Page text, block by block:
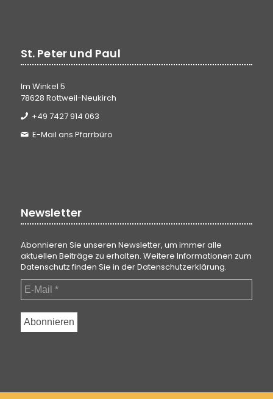
St. Peter und Paul
Im Winkel 5
78628 Rottweil-Neukirch
+49 7427 914 063
E-Mail ans Pfarrbüro
Newsletter
Abonnieren Sie unseren Newsletter, um immer alle
aktuellen Beiträge zu erhalten. Weitere Informationen zum
Datenschutz finden Sie in derDatenschutzerklärung.